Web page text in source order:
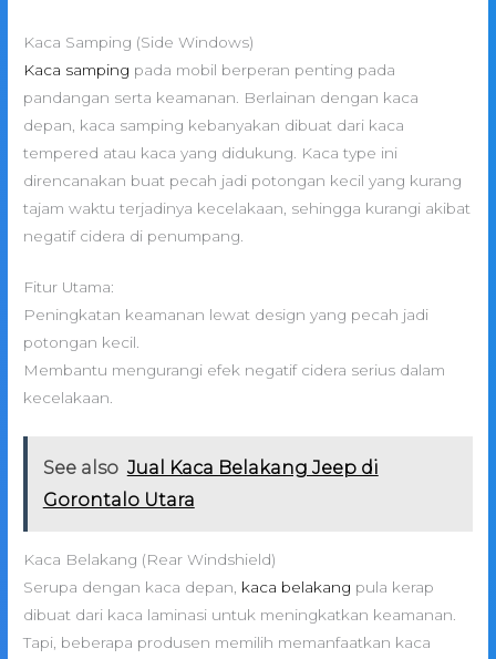
Kaca Samping (Side Windows)
Kaca samping pada mobil berperan penting pada
pandangan serta keamanan. Berlainan dengan kaca
depan, kaca samping kebanyakan dibuat dari kaca
tempered atau kaca yang didukung. Kaca type ini
direncanakan buat pecah jadi potongan kecil yang kurang
tajam waktu terjadinya kecelakaan, sehingga kurangi akibat
negatif cidera di penumpang.
Fitur Utama:
Peningkatan keamanan lewat design yang pecah jadi
potongan kecil.
Membantu mengurangi efek negatif cidera serius dalam
kecelakaan.
See also Jual Kaca Belakang Jeep di
Gorontalo Utara
Kaca Belakang (Rear Windshield)
Serupa dengan kaca depan, kaca belakang pula kerap
dibuat dari kaca laminasi untuk meningkatkan keamanan.
Tapi, beberapa produsen memilih memanfaatkan kaca